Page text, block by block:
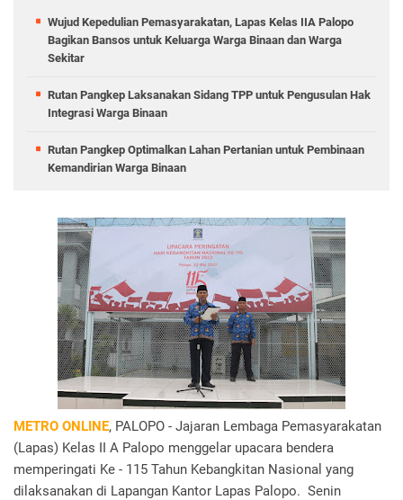
Wujud Kepedulian Pemasyarakatan, Lapas Kelas IIA Palopo
Bagikan Bansos untuk Keluarga Warga Binaan dan Warga
Sekitar
Rutan Pangkep Laksanakan Sidang TPP untuk Pengusulan Hak
Integrasi Warga Binaan
Rutan Pangkep Optimalkan Lahan Pertanian untuk Pembinaan
Kemandirian Warga Binaan
METRO ONLINE, PALOPO - Jajaran Lembaga Pemasyarakatan
(Lapas) Kelas II A Palopo menggelar upacara bendera
memperingati Ke - 115 Tahun Kebangkitan Nasional yang
dilaksanakan di Lapangan Kantor Lapas Palopo. Senin